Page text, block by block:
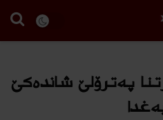
په‌ترۆلێ شانده‌كێ